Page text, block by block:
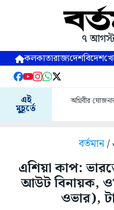
৭
কলকাতারাজ্যদেশবিদেশ
এই
মুহূর্তে
অগ্নিবীর
বর্তমান/
এশিয়া কাপ:
আউট বিনায়ক,
ওভার),